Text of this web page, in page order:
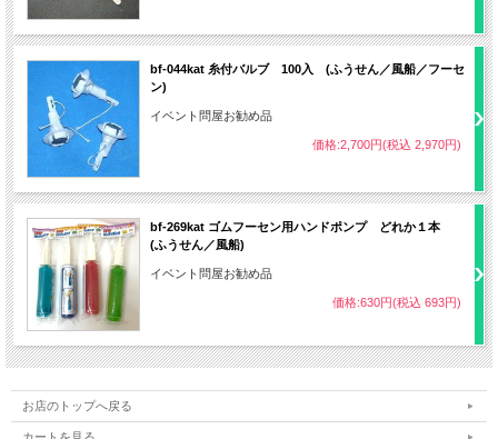
bf-044kat 糸付バルブ 100入 (ふうせん／風船／フーセ
ン)
イベント問屋お勧め品
価格:2,700円(税込 2,970円)
bf-269kat ゴムフーセン用ハンドポンプ どれか１本
(ふうせん／風船)
イベント問屋お勧め品
価格:630円(税込 693円)
お店のトップへ戻る